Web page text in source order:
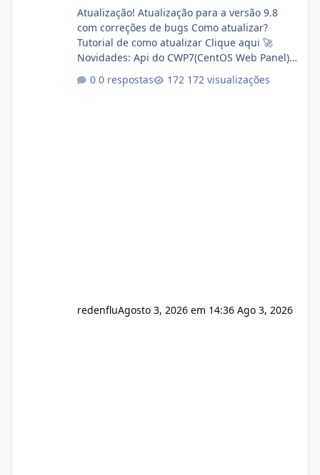
Atualização! Atualização para a versão 9.8
com correções de bugs Como atualizar?
Tutorial de como atualizar Clique aqui 🚀
Novidades: Api do CWP7(CentOS Web Panel)
autorizado a usasr o isistem:
0 respostas 172 visualizações
redenfluAgosto 3, 2026 em 14:36 Ago 3, 2026